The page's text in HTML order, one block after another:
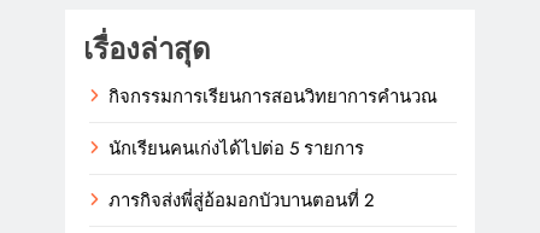
เรื่องล่าสุด
กิจกรรมการเรียนการสอนวิทยาการคำนวณ
นักเรียนคนเก่งได้ไปต่อ 5 รายการ
ภารกิจส่งพี่สู่อ้อมอกบัวบานตอนที่ 2